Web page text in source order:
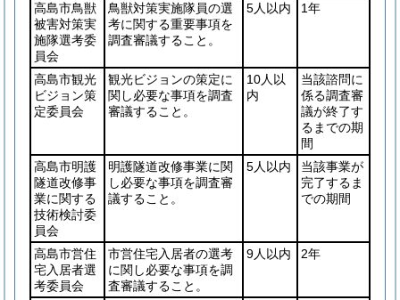
高島市鳥獣
被害対策実
施隊選考委
員会
鳥獣対策実施隊員の選
考に関する重要事項を
調査審議すること。
5人以内 1年
高島市観光
ビジョン策
定委員会
観光ビジョンの策定に
関し必要な事項を調査
審議すること。
10人以
内
当該諮問に
係る調査審
議が終了す
るまでの期
間
高島市明護
隧道改修事
業に関する
技術検討委
員会
明護隧道改修事業に関
し必要な事項を調査審
議すること。
5人以内
当該事業が
完了するま
での期間
高島市営住
宅入居者選
考委員会
市営住宅入居者の選考
に関し必要な事項を調
査審議すること。
9人以内 2年